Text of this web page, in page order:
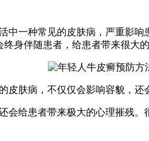
中一种常见的皮肤病，严重影
身伴随患者，给患者带来很大
皮肤病，不仅仅会影响容貌，
给患者带来极大的心理摧残